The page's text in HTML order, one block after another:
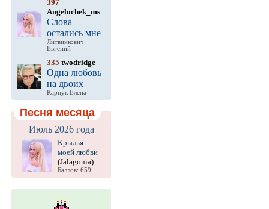
397
Angelochek_ms
Слова
остались мне
Литвинкович
Евгений
335 twodridge
Одна любовь
на двоих
Карпук Елена
Песня месяца
Июль 2026 года
Крылья
моей любви
(Jalagonia)
Баллов: 659